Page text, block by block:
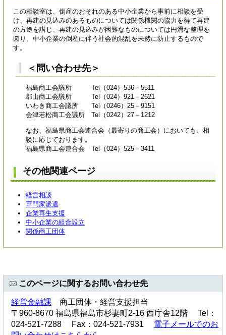
この相談室は、倒産のおそれのある中小企業から事前に相談を受
け、再建の見込みのあるものについては関係機関の協力を得て再建
の方途を講じ、再建の見込みが困難なものについては円滑な整理を
図り、中小企業の倒産に伴う社会的混乱を未然に防止するもので
す。
＜問い合わせ先＞
福島商工会議所 Tel（024）536－5511
郡山商工会議所 Tel（024）921－2621
いわき商工会議所 Tel（0246）25－9151
会津若松商工会議所 Tel（0242）27－1212
なお、福島県商工会連合会（最寄りの商工会）においても、相
談に応じております。
福島県商工会連合会 Tel（024）525－3411
その他関連ページ
経営相談
専門家派遣
企業再生支援
中小企業の組合設立
関係商工団体
このページに関するお問い合わせ先
経営金融課 商工団体・経営支援担当
〒960-8670 福島県福島市杉妻町2-16 西庁舎12階 Tel：
024-521-7288 Fax：024-521-7931 電子メールでのお